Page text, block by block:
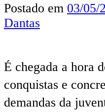
Postado em 03/05/
Dantas
É chegada a hora
conquistas e
demandas da